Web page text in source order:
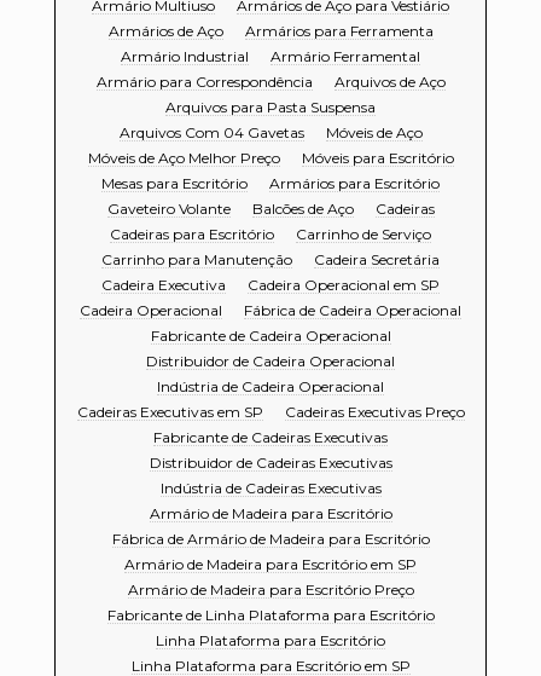
Armário Multiuso
Armários de Aço para Vestiário
Armários de Aço
Armários para Ferramenta
Armário Industrial
Armário Ferramental
Armário para Correspondência
Arquivos de Aço
Arquivos para Pasta Suspensa
Arquivos Com 04 Gavetas
Móveis de Aço
Móveis de Aço Melhor Preço
Móveis para Escritório
Mesas para Escritório
Armários para Escritório
Gaveteiro Volante
Balcões de Aço
Cadeiras
Cadeiras para Escritório
Carrinho de Serviço
Carrinho para Manutenção
Cadeira Secretária
Cadeira Executiva
Cadeira Operacional em SP
Cadeira Operacional
Fábrica de Cadeira Operacional
Fabricante de Cadeira Operacional
Distribuidor de Cadeira Operacional
Indústria de Cadeira Operacional
Cadeiras Executivas em SP
Cadeiras Executivas Preço
Fabricante de Cadeiras Executivas
Distribuidor de Cadeiras Executivas
Indústria de Cadeiras Executivas
Armário de Madeira para Escritório
Fábrica de Armário de Madeira para Escritório
Armário de Madeira para Escritório em SP
Armário de Madeira para Escritório Preço
Fabricante de Linha Plataforma para Escritório
Linha Plataforma para Escritório
Linha Plataforma para Escritório em SP